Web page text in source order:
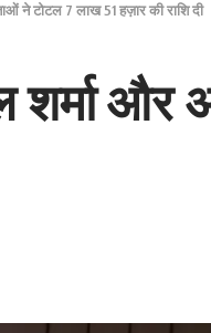
ने टोटल 7 लाख 51 हज़ार की राशि दी
शर्मा